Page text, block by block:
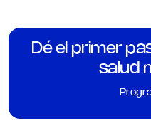
Dé el primer
salud